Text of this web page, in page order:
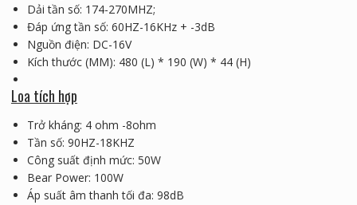
Dải tần số: 174-270MHZ;
Đáp ứng tần số: 60HZ-16KHz + -3dB
Nguồn điện: DC-16V
Kích thước (MM): 480 (L) * 190 (W) * 44 (H)
Loa tích hợp
Trở kháng: 4 ohm -8ohm
Tần số: 90HZ-18KHZ
Công suất định mức: 50W
Bear Power: 100W
Áp suất âm thanh tối đa: 98dB